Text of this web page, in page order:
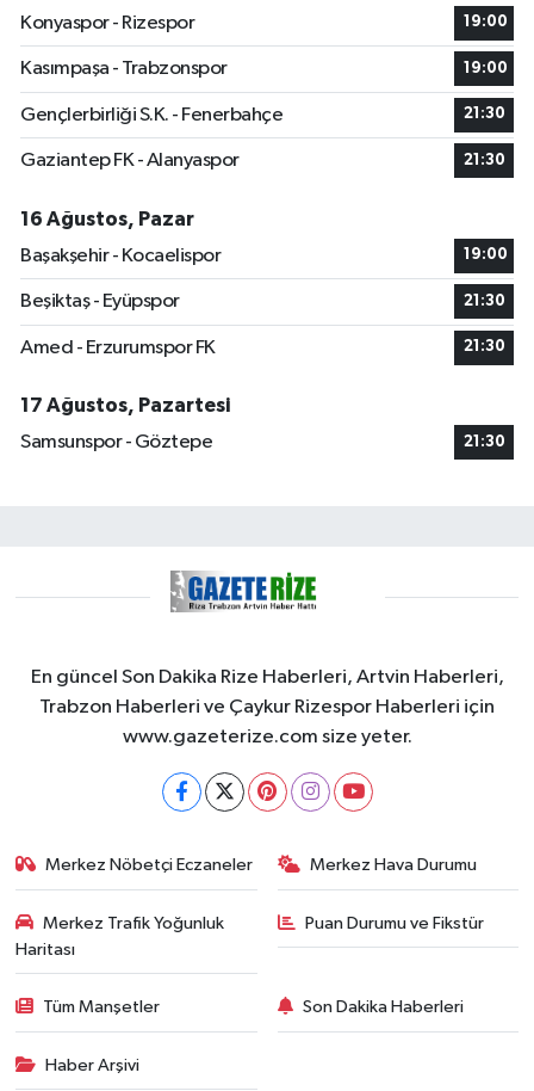
Konyaspor - Rizespor
19:00
Kasımpaşa - Trabzonspor 19:00
Gençlerbirliği S.K. - Fenerbahçe 21:30
Gaziantep FK - Alanyaspor 21:30
16 Ağustos, Pazar
Başakşehir - Kocaelispor
19:00
Beşiktaş - Eyüpspor 21:30
Amed - Erzurumspor FK 21:30
17 Ağustos, Pazartesi
Samsunspor - Göztepe
21:30
En güncel Son Dakika Rize Haberleri, Artvin Haberleri,
Trabzon Haberleri ve Çaykur Rizespor Haberleri için
www.gazeterize.com size yeter.
Merkez Nöbetçi Eczaneler Merkez Hava Durumu
Merkez Trafik Yoğunluk
Haritası
Puan Durumu ve Fikstür
Tüm Manşetler Son Dakika Haberleri
Haber Arşivi